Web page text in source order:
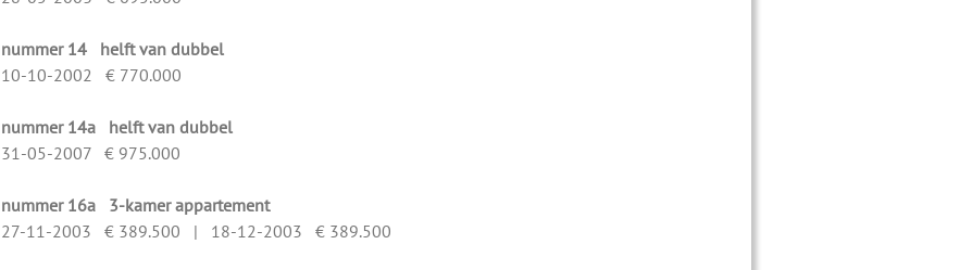
nummer 14 helft van dubbel
10-10-2002 € 770.000
nummer 14a helft van dubbel
31-05-2007 € 975.000
nummer 16a 3-kamer appartement
27-11-2003 € 389.500 | 18-12-2003 € 389.500